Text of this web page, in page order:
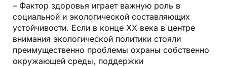
– Фактор здоровья играет важную роль в
социальной и экологической составляющих
устойчивости. Если в конце ХХ века в центре
внимания экологической политики стояли
преимущественно проблемы охраны собственно
окружающей среды, поддержки